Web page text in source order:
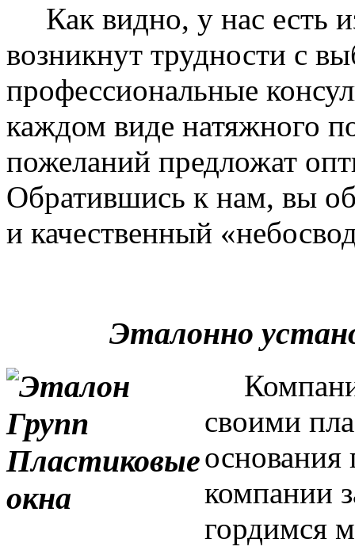
Как видно, у нас есть
возникнут трудности с
профессиональные
каждом виде натяжного
пожеланий предложат
Обратившись к нам, вы
и качественный
Эталонно
своими
основания
компании
гордимся